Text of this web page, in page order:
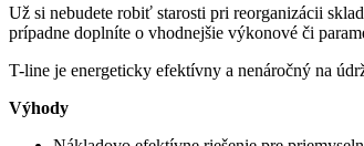
Už si nebudete robiť starosti pri reorganizácii
prípadne doplníte o vhodnejšie výkonové či
T-line je energeticky efektívny a nenáročný na
Výhody